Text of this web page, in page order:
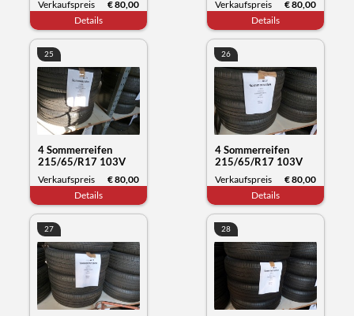
Datum 11/23
Verkaufspreis
€ 80,00
Details
Datum 12/23
Verkaufspreis
€ 80,00
Details
25
4 Sommerreifen
215/65/R17 103V
XL, Michelin Primacy,
Datum 12/23
Verkaufspreis
€ 80,00
Details
26
4 Sommerreifen
215/65/R17 103V
XL, Michelin Primacy,
Datum 12/23
Verkaufspreis
€ 80,00
Details
27 28